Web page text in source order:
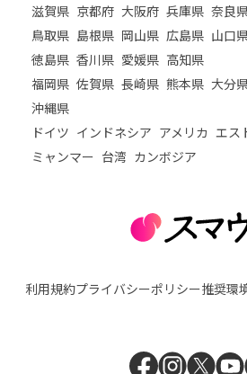
滋賀県 京都府 大阪府 兵庫県 奈良
鳥取県 島根県 岡山県 広島県 山口
徳島県 香川県 愛媛県 高知県
福岡県 佐賀県 長崎県 熊本県 大分
沖縄県
ドイツ インドネシア アメリカ エス
ミャンマー 台湾 カンボジア
利用規約プライバシーポリシー推奨環